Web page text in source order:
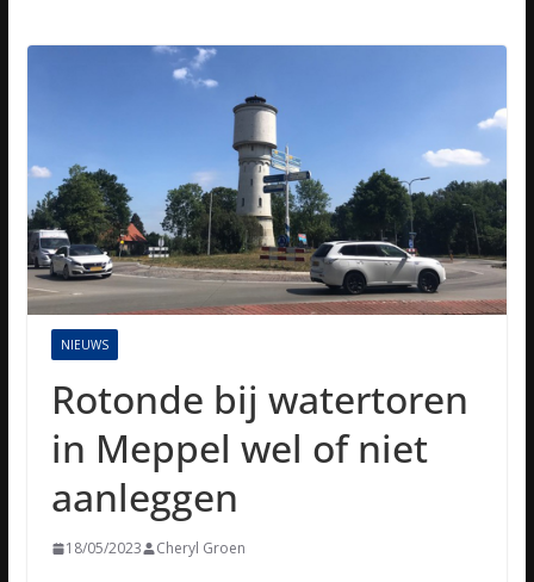
NIEUWS
Rotonde bij watertoren
in Meppel wel of niet
aanleggen
18/05/2023 Cheryl Groen